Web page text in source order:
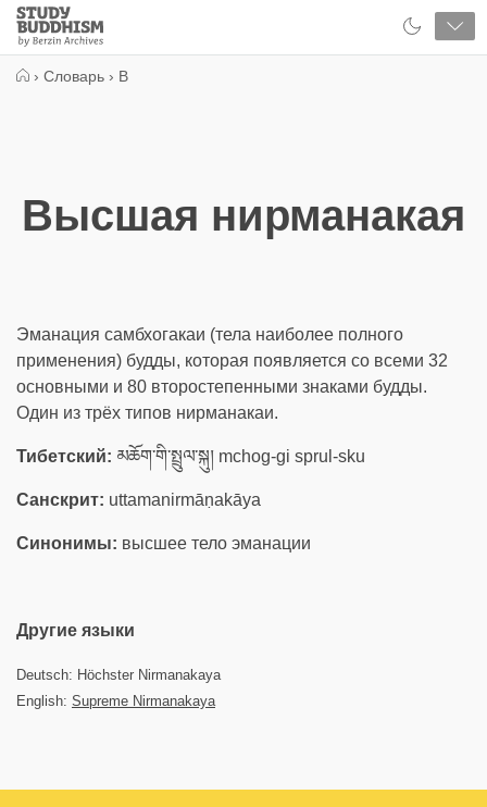
Close
Study
Buddhism
› Словарь › В
Высшая нирманакая
Эманация самбхогакаи (тела наиболее полного
применения) будды, которая появляется со всеми 32
основными и 80 второстепенными знаками будды.
Один из трёх типов нирманакаи.
Тибетский: མཆོག་གི་སྤྲུལ་སྐུ། mchog-gi sprul-sku
Санскрит: uttamanirmāṇakāya
Синонимы: высшее тело эманации
Другие языки
Deutsch: Höchster Nirmanakaya
English: Supreme Nirmanakaya